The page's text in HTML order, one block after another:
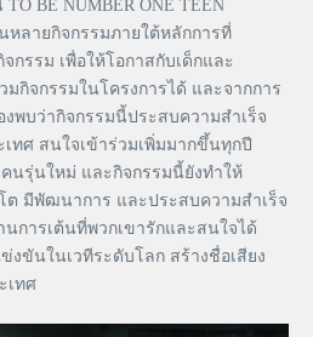
BE NUMBER ONE TEEN
หลายกิจกรรมภายใต้หลักการที่
กรรม เพื่อให้โอกาสกับเด็กและ
มกิจกรรมในโครงการได้ และจากการ
พบว่ากิจกรรมนี้ประสบความสำเร็จ
ทศ สนใจเข้าร่วมเพิ่มมากขึ้นทุกปี
นรุ่นใหม่ และกิจกรรมนี้ยังทำให้
ต มีพัฒนาการ และประสบความสำเร็จ
การเต้นที่พวกเขารักและสนใจได้
งขันในเวทีระดับโลก สร้างชื่อเสียง
ะเทศ